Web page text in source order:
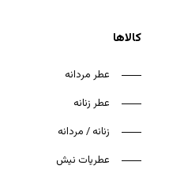
کالاها
عطر مردانه
عطر زنانه
زنانه / مردانه
عطریات نیش